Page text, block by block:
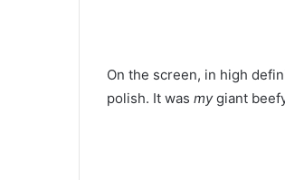
On the screen, in high
polish. It was mygiant